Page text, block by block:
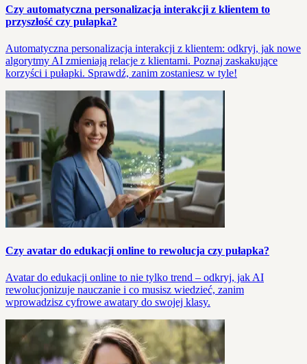
Czy automatyczna personalizacja interakcji z klientem to
przyszłość czy pułapka?
Automatyczna personalizacja interakcji z klientem: odkryj, jak nowe
algorytmy AI zmieniają relacje z klientami. Poznaj zaskakujące
korzyści i pułapki. Sprawdź, zanim zostaniesz w tyle!
Czy avatar do edukacji online to rewolucja czy pułapka?
Avatar do edukacji online to nie tylko trend – odkryj, jak AI
rewolucjonizuje nauczanie i co musisz wiedzieć, zanim
wprowadzisz cyfrowe awatary do swojej klasy.